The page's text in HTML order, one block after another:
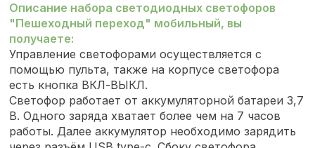
Описание набора светодиодных светофоров
"Пешеходный переход" мобильный, вы
получаете:
Управление светофорами осуществляется с
помощью пульта, также на корпусе светофора
есть кнопка ВКЛ-ВЫКЛ.
Светофор работает от аккумуляторной батареи 3,7
В. Одного заряда хватает более чем на 7 часов
работы. Далее аккумулятор необходимо зарядить